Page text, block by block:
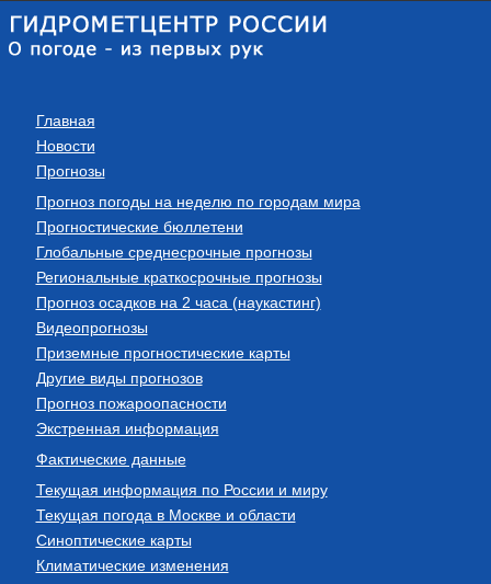
Главная
Новости
Прогнозы
Прогноз погоды на неделю по городам мира
Прогностические бюллетени
Глобальные среднесрочные прогнозы
Региональные краткосрочные прогнозы
Прогноз осадков на 2 часа (наукастинг)
Видеопрогнозы
Приземные прогностические карты
Другие виды прогнозов
Прогноз пожароопасности
Экстренная информация
Фактические данные
Текущая информация по России и миру
Текущая погода в Москве и области
Синоптические карты
Климатические изменения